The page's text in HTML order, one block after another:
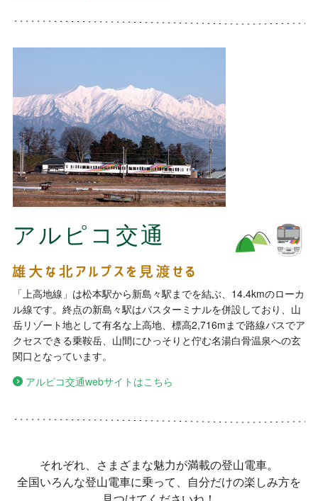
アルピコ交通
「上高地線」は松本駅から新島々駅までを結ぶ、14.4kmのローカ
ル線です。終点の新島々駅はバスターミナルを併設しており、山
岳リゾート地として有名な上高地、標高2,716mまで路線バスでア
クセスできる乗鞍岳、山間にひっそりと佇む名湯白骨温泉への玄
関口となっています。
アルピコ交通webサイトはこちら
それぞれ、さまざまな魅力が満載の登山電車。
全国いろんな登山電車に乗って、自分だけの楽しみ方を